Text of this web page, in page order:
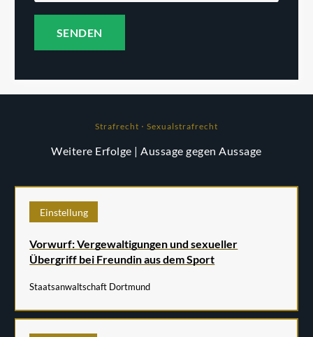
Strafrecht ⋅ Sexualstrafrecht
Weitere Erfolge | Aussage gegen Aussage
Einstellung
Vorwurf: Vergewaltigungen und sexueller
Übergriff bei Freundin aus dem Sport
Staatsanwaltschaft Dortmund